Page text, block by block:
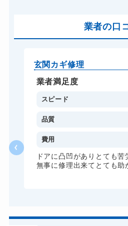
スーツケースカギ開け
ロッカーカギ開け
ドアノブカギ開け
ドアノブカギ交換
業者の口
玄関カギ修理
業者満足度
スピード
品質
費用
ドアに凸凹がありとても
無事に修理出来てとても助